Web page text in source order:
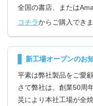
全国の書店、または
コチラからご購入できま
新工場オープンのお
平素は弊社製品をご愛
さて弊社は、創業50周
災により本社工場が全